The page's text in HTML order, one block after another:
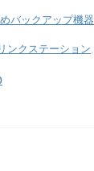
バックアップ機器
リンクステーション,